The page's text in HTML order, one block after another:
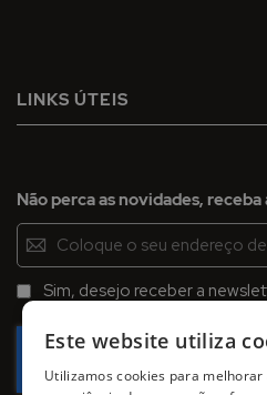
LINKS ÚTEIS
Não perca as novidades,
Inscreva-
se
na
Newsletter:
Sim, desejo receber a
Este website utiliza
Utilizamos cookies para melhorar